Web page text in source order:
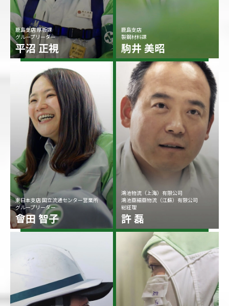
鹿島支店 厚板課
グループリーダー
平沼 正視
鹿島支店
製鋼材料課
駒井 美昭
東日本支店 国立流通センター営業所
グループリーダー
會田 智子
鴻池物流（上海）有限公司
鴻池亜細亜物流（江蘇）有限公司
総経理
許 磊